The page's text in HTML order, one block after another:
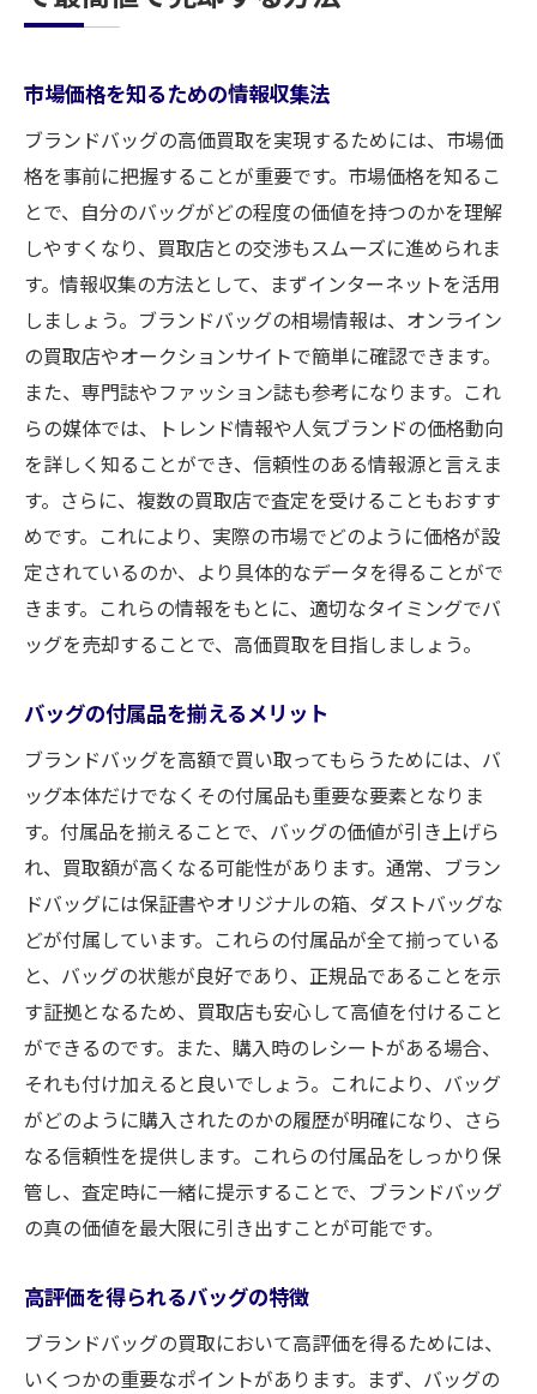
市場価格を知るための情報収集法
ブランドバッグの高価買取を実現するためには、市場価
格を事前に把握することが重要です。市場価格を知るこ
とで、自分のバッグがどの程度の価値を持つのかを理解
しやすくなり、買取店との交渉もスムーズに進められま
す。情報収集の方法として、まずインターネットを活用
しましょう。ブランドバッグの相場情報は、オンライン
の買取店やオークションサイトで簡単に確認できます。
また、専門誌やファッション誌も参考になります。これ
らの媒体では、トレンド情報や人気ブランドの価格動向
を詳しく知ることができ、信頼性のある情報源と言えま
す。さらに、複数の買取店で査定を受けることもおすす
めです。これにより、実際の市場でどのように価格が設
定されているのか、より具体的なデータを得ることがで
きます。これらの情報をもとに、適切なタイミングでバ
ッグを売却することで、高価買取を目指しましょう。
バッグの付属品を揃えるメリット
ブランドバッグを高額で買い取ってもらうためには、バ
ッグ本体だけでなくその付属品も重要な要素となりま
す。付属品を揃えることで、バッグの価値が引き上げら
れ、買取額が高くなる可能性があります。通常、ブラン
ドバッグには保証書やオリジナルの箱、ダストバッグな
どが付属しています。これらの付属品が全て揃っている
と、バッグの状態が良好であり、正規品であることを示
す証拠となるため、買取店も安心して高値を付けること
ができるのです。また、購入時のレシートがある場合、
それも付け加えると良いでしょう。これにより、バッグ
がどのように購入されたのかの履歴が明確になり、さら
なる信頼性を提供します。これらの付属品をしっかり保
管し、査定時に一緒に提示することで、ブランドバッグ
の真の価値を最大限に引き出すことが可能です。
高評価を得られるバッグの特徴
ブランドバッグの買取において高評価を得るためには、
いくつかの重要なポイントがあります。まず、バッグの